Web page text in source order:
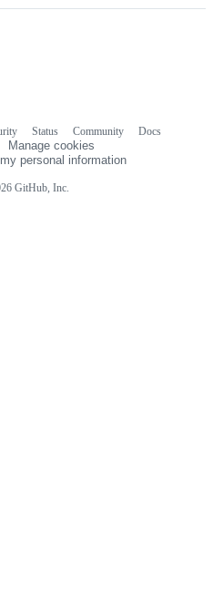
GitHub, Inc.
Status Community
Docs
Manage cookies
personal information